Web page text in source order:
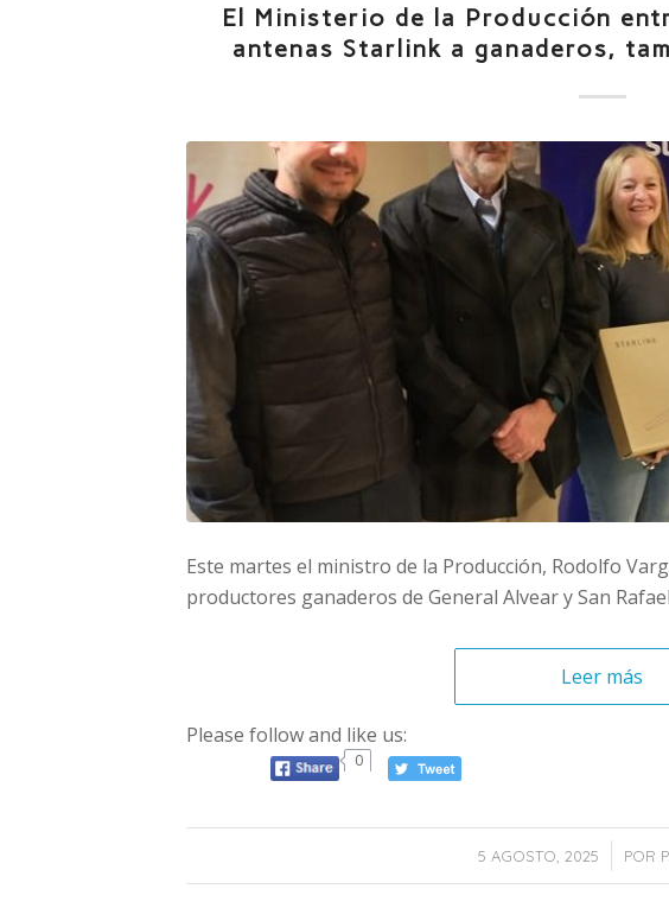
El Ministerio de la Producción
antenas Starlink a ganaderos,
Este martes el ministro de la Producción, Rodolfo
productores ganaderos de General Alvear y San
Leer más
Please follow and like us:
0
5 AGOSTO, 2025
/ POR